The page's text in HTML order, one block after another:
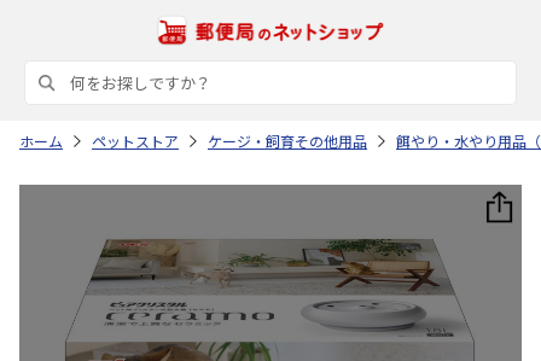
ホーム ペットストア ケージ・飼育その他用品 餌やり・水やり用品